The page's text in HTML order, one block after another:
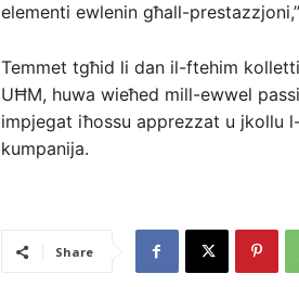
elementi ewlenin għall-
Temmet tgħid li dan il-ftehim
UĦM, huwa wieħed mill-ewwel
impjegat iħossu apprezzat u jkollu
kumpanija.
Share